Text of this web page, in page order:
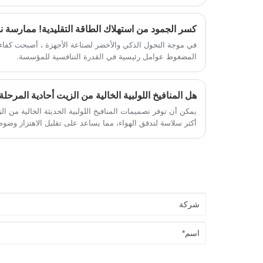
الصيانة، ومعدل فشل مرتفع، وما إلى ذلك،
آمن ومستقر. أطلق فريق البحث والتطوير
التابع لمجموعة Geso ضاغط الهواء اللولبي
الهواء المكبس الترددي، وقد تم الاعتراف به
وموثوق به من قبل غالبية المستخدمين في
سنوات عديدة من التطبيق.
في موجة التحول الذكي والأخضر لصناعة الأجهزة ، أصبحت
المضغوط عوامل رئيسية في القدرة التنافسية للمؤسسة.
يمكن أن توفر تصميمات المنافيخ اللولبية الحديثة الخالية
أكثر سلاسة لتدفق الهواء، مما يساعد على تقليل الاهتزاز